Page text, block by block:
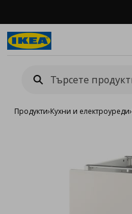
Продукти›Кухни и електроуреди›